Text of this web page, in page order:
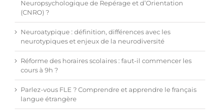
Neuropsychologique de Repérage et d’Orientation
(CNRO) ?
Neuroatypique : définition, différences avec les
neurotypiques et enjeux de la neurodiversité
Réforme des horaires scolaires : faut-il commencer les
cours à 9h ?
Parlez-vous FLE ? Comprendre et apprendre le français
langue étrangère